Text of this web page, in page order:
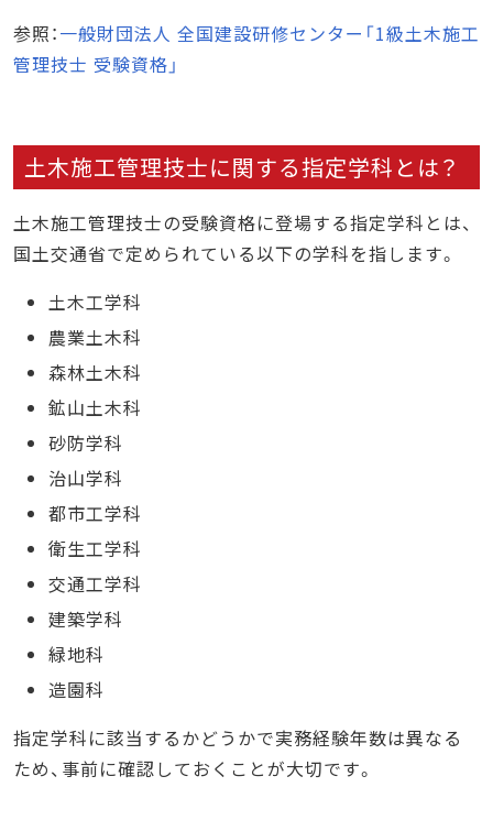
参照：一般財団法人 全国建設研修センター「1級土木施工
管理技士 受験資格」
土木施工管理技士に関する指定学科とは？
土木施工管理技士の受験資格に登場する指定学科とは、
国土交通省で定められている以下の学科を指します。
土木工学科
農業土木科
森林土木科
鉱山土木科
砂防学科
治山学科
都市工学科
衛生工学科
交通工学科
建築学科
緑地科
造園科
指定学科に該当するかどうかで実務経験年数は異なる
ため、事前に確認しておくことが大切です。